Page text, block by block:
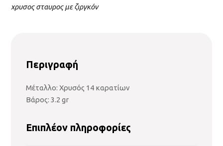
χρυσος σταυρος με ζιργκόν
Περιγραφή
Μέταλλο: Χρυσός 14 καρατίων
Βάρος: 3.2 gr
Επιπλέον πληροφορίες